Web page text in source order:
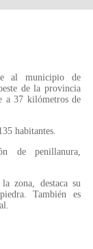
al municipio de
de la provincia
a 37 kilómetros de
habitantes.
de penillanura,
zona, destaca su
También es